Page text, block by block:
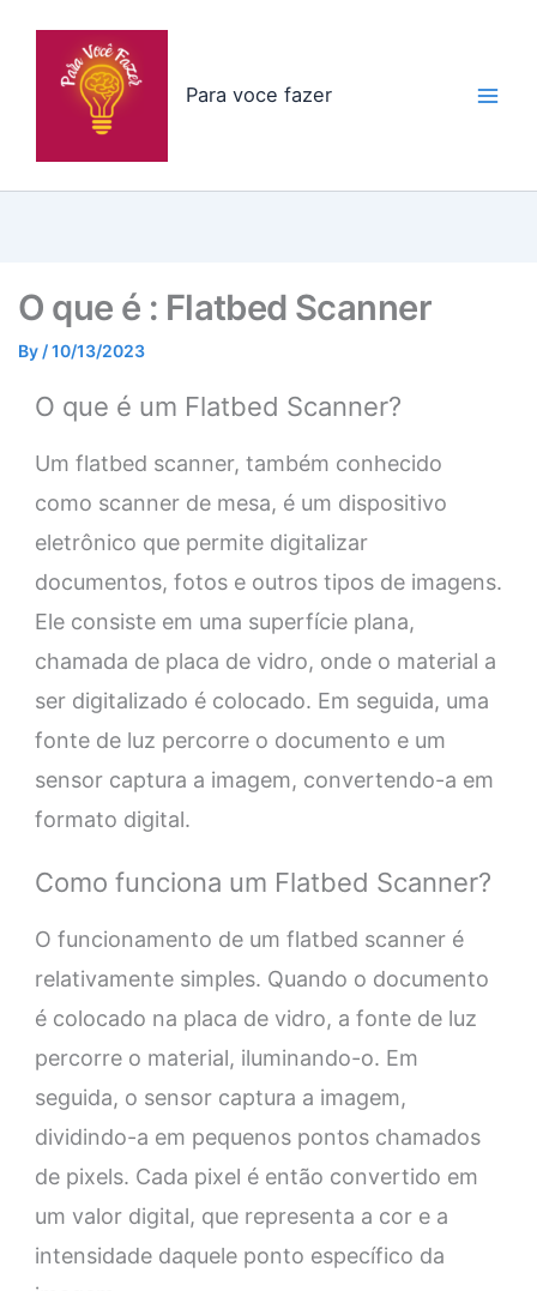
Para voce fazer
O que é : Flatbed Scanner
By /10/13/2023
O que é um Flatbed Scanner?
Um flatbed scanner, também conhecido
como scanner de mesa, é um dispositivo
eletrônico que permite digitalizar
documentos, fotos e outros tipos de imagens.
Ele consiste em uma superfície plana,
chamada de placa de vidro, onde o material a
ser digitalizado é colocado. Em seguida, uma
fonte de luz percorre o documento e um
sensor captura a imagem, convertendo-a em
formato digital.
Como funciona um Flatbed Scanner?
O funcionamento de um flatbed scanner é
relativamente simples. Quando o documento
é colocado na placa de vidro, a fonte de luz
percorre o material, iluminando-o. Em
seguida, o sensor captura a imagem,
dividindo-a em pequenos pontos chamados
de pixels. Cada pixel é então convertido em
um valor digital, que representa a cor e a
intensidade daquele ponto específico da